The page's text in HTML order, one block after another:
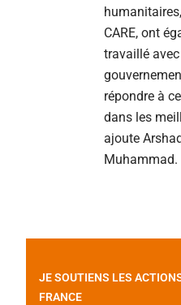
CARE, ont
travaillé
répondre à
dans les
ajoute Arshad
Muhammad.
JE SOUTIENS LES
FRANCE